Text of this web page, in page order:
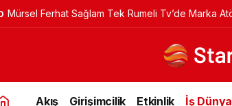
Yapay Zekaya Hangi Veriyi Veriyorsun? Asıl Risk
Akış Girişimcilik Etkinlik İş